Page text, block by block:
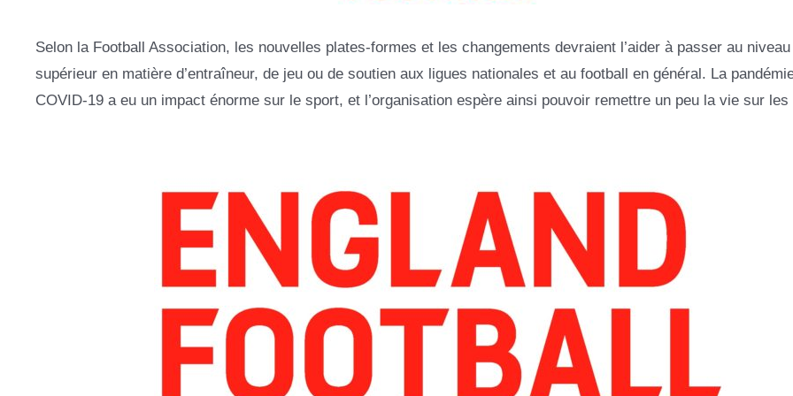
Selon la Football Association, les nouvelles plates-formes et les changements devraient l’aider à passer au niveau
supérieur en matière d’entraîneur, de jeu ou de soutien aux ligues nationales et au football en général. La
COVID-19 a eu un impact énorme sur le sport, et l’organisation espère ainsi pouvoir remettre un peu la vie sur les